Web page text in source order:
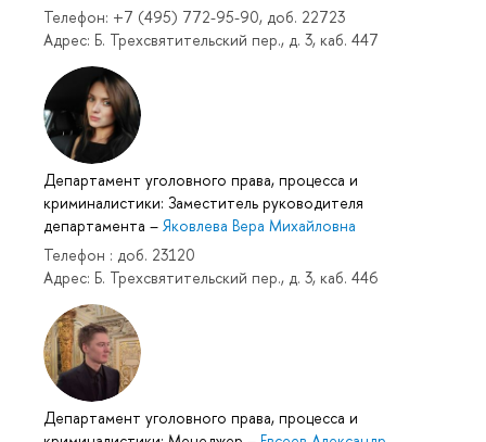
Телефон: +7 (495) 772-95-90, доб. 22723
Адрес: Б. Трехсвятительский пер., д. 3, каб. 447
Департамент уголовного права, процесса и
криминалистики: Заместитель руководителя
департамента – Яковлева Вера Михайловна
Телефон : доб. 23120
Адрес: Б. Трехсвятительский пер., д. 3, каб. 446
Департамент уголовного права, процесса и